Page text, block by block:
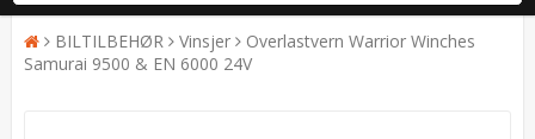
BILTILBEHØR Vinsjer
Overlastvern Warrior Winches
Samurai 9500 & EN 6000 24V